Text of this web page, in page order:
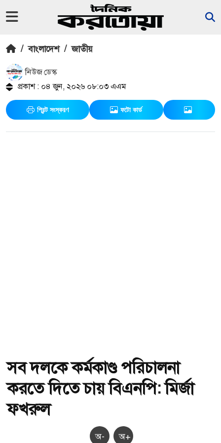
/ বাংলাদেশ / জাতীয়
নিউজ ডেস্ক
প্রকাশ : ০৪ জুন, ২০২৬ ০৮:০৩ এএম
প্রিন্ট সংস্করণ ফটো কার্ড
সব দলকে কর্মকাণ্ড পরিচালনা
করতে দিতে চায় বিএনপি: মির্জা
ফখরুল
অ- অ+